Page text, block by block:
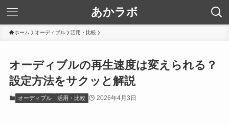
あかラボ
ホーム オーディブル 活用・比較
オーディブルの再生速度は変えられる？
設定方法をサクッと解説
オーディブル 活用・比較 2026年4月3日